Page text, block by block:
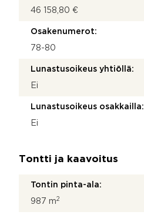
46 158,80 €
Osakenumerot:
78-80
Lunastusoikeus yhtiöllä:
Ei
Lunastusoikeus osakkailla:
Ei
Tontti ja kaavoitus
Tontin pinta-ala:
987 m2